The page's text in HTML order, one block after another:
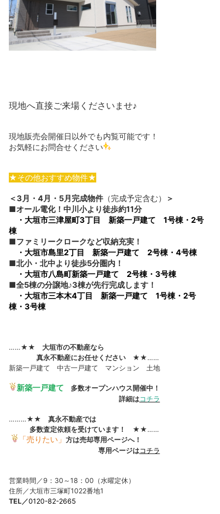
現地へ直接ご来場くださいませ♪
現地販売会開催日以外でも内覧可能です！
お気軽にお問合せください
★その他おすすめ物件★
＜3月・4月・5月完成物件（完成予定含む）
＞
■オール電化！中川小より徒歩約11分
・ 大垣市三津屋町3丁目 新築一戸建て 1号棟・2号
棟
■ファミリークロークなど収納充実！
・ 大垣市島里2丁目 新築一戸建て 2号棟・4号棟
■北小・北中より徒歩5分圏内！
・ 大垣市八島町新築一戸建て 2号棟・3号棟
■全5棟の分譲地♪3棟が先行完成します！
・ 大垣市三本木4丁目 新築一戸建て 1号棟・2号
棟・3号棟
……★★ 大垣市の不動産なら
真永不動産にお任せください★★……
新築一戸建て 中古一戸建て マンション 土地
新築一戸建て
多数オープンハウス開催中！
詳細はコチラ
………★★ 真永不動産では
多数査定依頼を受けています！
★★……
「売りたい」 方は売却専用ページへ！
専用ページはコチラ
営業時間／9：30～18：00（水曜定休）
住所／大垣市三塚町1022番地1
TEL／0120-82-2665